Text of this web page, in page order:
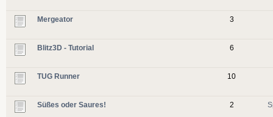
Mergeator 3
Blitz3D - Tutorial 6
TUG Runner 10
Süßes oder Saures! 2